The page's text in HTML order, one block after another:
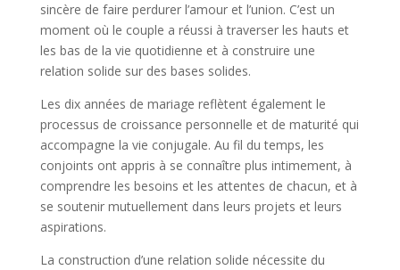
sincère de faire perdurer l’amour et l’union. C’est un
moment où le couple a réussi à traverser les hauts et
les bas de la vie quotidienne et à construire une
relation solide sur des bases solides.
Les dix années de mariage reflètent également le
processus de croissance personnelle et de maturité qui
accompagne la vie conjugale. Au fil du temps, les
conjoints ont appris à se connaître plus intimement, à
comprendre les besoins et les attentes de chacun, et à
se soutenir mutuellement dans leurs projets et leurs
aspirations.
La construction d’une relation solide nécessite du